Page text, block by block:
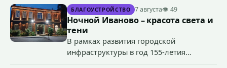
террористического акта на объекте
органов государственной власти.
«Гроза-2026».
БЛАГОУСТРОЙСТВО 7 августа👁 49
Ночной Иваново – красота света и
тени
В рамках развития городской
инфраструктуры в год 155-летия